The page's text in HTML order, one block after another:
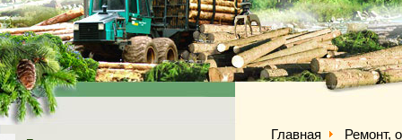
Главная
Ремонт,